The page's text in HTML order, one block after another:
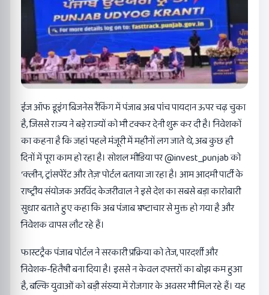
ईज ऑफ डूइंग बिजनेस रैंकिंग में पंजाब अब पांच पायदान ऊपर चढ़ चुका
है, जिससे राज्य ने बड़े राज्यों को भी टक्कर देनी शुरू कर दी है। निवेशकों
का कहना है कि जहां पहले मंजूरी में महीनों लग जाते थे, अब कुछ ही
दिनों में पूरा काम हो रहा है। सोशल मीडिया पर @invest_punjab को
‘क्लीन, ट्रांसपेरेंट और तेज़’ पोर्टल बताया जा रहा है। आम आदमी पार्टी के
राष्ट्रीय संयोजक अरविंद केजरीवाल ने इसे देश का सबसे बड़ा कारोबारी
सुधार बताते हुए कहा कि अब पंजाब भ्रष्टाचार से मुक्त हो गया है और
निवेशक वापस लौट रहे हैं।
फास्टट्रैक पंजाब पोर्टल ने सरकारी प्रक्रिया को तेज, पारदर्शी और
निवेशक-हितैषी बना दिया है। इससे न केवल दफ्तरों का बोझ कम हुआ
है, बल्कि युवाओं को बड़ी संख्या में रोजगार के अवसर भी मिल रहे हैं। यह